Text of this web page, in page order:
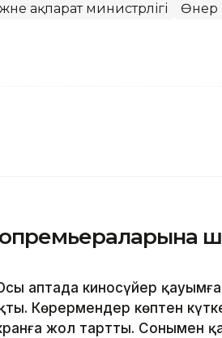
ақпарат министрлігі Өнер
аптада киносүйер
Көрермендер көптен
жол тартты. Сонымен